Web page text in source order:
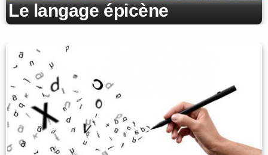
Le langage épicène